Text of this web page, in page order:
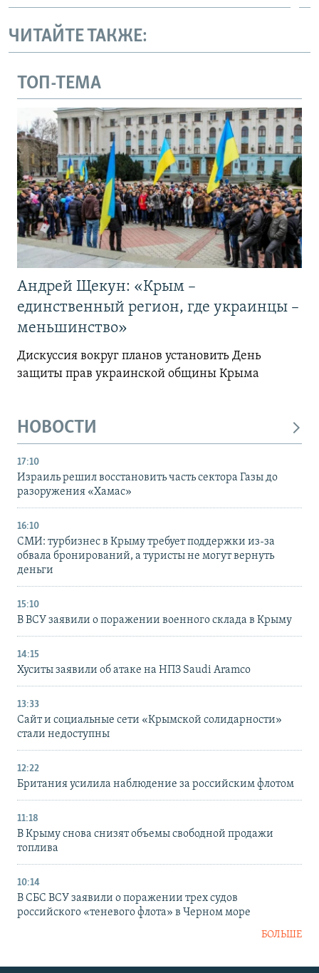
ЧИТАЙТЕ ТАКЖЕ:
ТОП-ТЕМА
Андрей Щекун: «Крым –
единственный регион, где украинцы –
меньшинство»
Дискуссия вокруг планов установить День
защиты прав украинской общины Крыма
НОВОСТИ
17:10
Израиль решил восстановить часть сектора Газы до
разоружения «Хамас»
16:10
СМИ: турбизнес в Крыму требует поддержки из-за
обвала бронирований, а туристы не могут вернуть
деньги
15:10
В ВСУ заявили о поражении военного склада в Крыму
14:15
Хуситы заявили об атаке на НПЗ Saudi Aramco
13:33
Сайт и социальные сети «Крымской солидарности»
стали недоступны
12:22
Британия усилила наблюдение за российским флотом
11:18
В Крыму снова снизят объемы свободной продажи
топлива
10:14
В СБС ВСУ заявили о поражении трех судов
российского «теневого флота» в Черном море
БОЛЬШЕ